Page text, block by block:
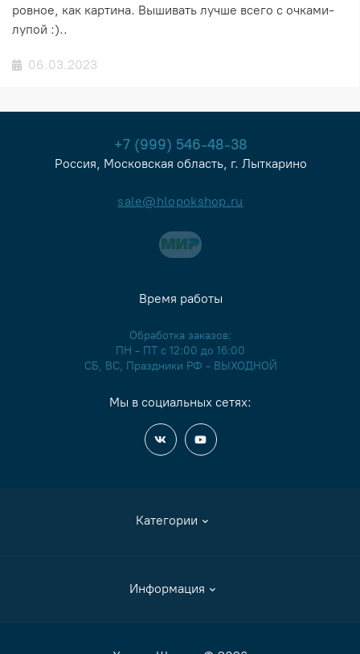
ровное, как картина. Вышивать лучше всего с очками-
лупой :)..
06.03.2023
+7 (999) 546-48-38
Россия, Московская область, г. Лыткарино
sale@hlopokshop.ru
Категории
Аксессуары
Информация
Как сделать заказ
Время работы
Обработка заказов:
ПН - ПТ с 12:00 до 16:00
СБ, ВС, Праздники РФ - ВЫХОДНОЙ
Мы в социальных сетях: